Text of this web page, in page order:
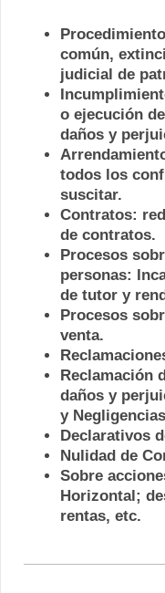
común,
judicial de
o ejecución
daños y
todos los
suscitar.
Contratos:
de contratos.
Procesos
personas:
de tutor y
Procesos
venta.
Reclamación
daños y
y
Declarativos
Nulidad de
Sobre
Horizontal;
rentas, etc.